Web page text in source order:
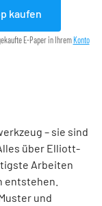
kaufen
E-Paper in IhremKonto
– sie sind
über Elliott-
Arbeiten
entstehen.
und